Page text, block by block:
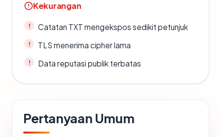
Kekurangan
Catatan TXT mengekspos sedikit petunjuk
TLS menerima cipher lama
Data reputasi publik terbatas
Pertanyaan Umum